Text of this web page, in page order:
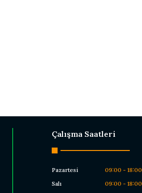
Çalışma Saatleri
Pazartesi
09:00 - 18:00
Salı
09:00 - 18:00